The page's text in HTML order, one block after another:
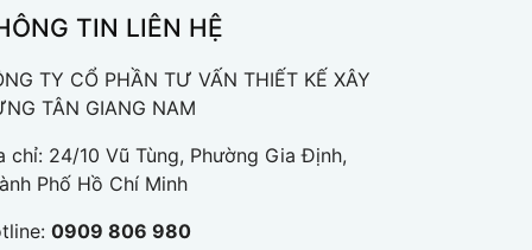
TIN LIÊN HỆ
TY CỔ PHẦN TƯ VẤN THIẾT KẾ XÂY
TÂN GIANG NAM
chỉ: 24/10 Vũ Tùng, Phường Gia Định,
Phố Hồ Chí Minh
0909 806 980